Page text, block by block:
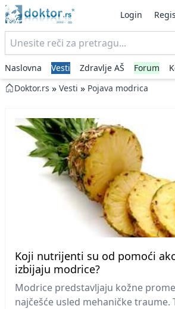
Login
Naslovna Vesti Zdravlje AŠ Forum
Doktor.rs » Vesti » Pojava modrica
Koji nutrijenti su od pomoći
izbijaju modrice?
Modrice predstavljaju kožne
najčešće usled mehaničke traume.